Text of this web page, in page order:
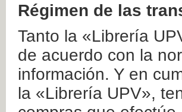
Régimen de las
Tanto la «Librería
de acuerdo con la
información. Y en
la «Librería UPV»,